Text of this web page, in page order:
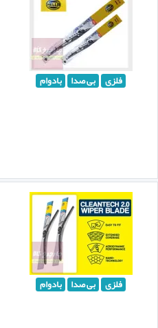
فلزی بی صدا بادوام
فلزی بی صدا بادوام